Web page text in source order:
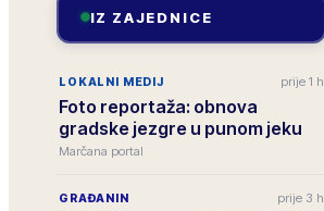
IZ ZAJEDNICE
LOKALNI MEDIJ prije 1 h
Foto reportaža: obnova
gradske jezgre u punom jeku
Marčana portal
GRAĐANIN prije 3 h